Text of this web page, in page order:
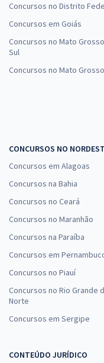
Prefeitura de Uberlândia
Prefeitura de Uberlândia
Concursos no Distrito
Concursos em Goiás
Concursos no Mato
Sul
Concursos no Mato Grosso
CONCURSOS NO
Concursos em Alagoas
Concursos na Bahia
Concursos no Ceará
Concursos no Maranhão
Concursos na Paraíba
Concursos em
Concursos no Piauí
Concursos no Rio Grande
Norte
Concursos em Sergipe
CONTEÚDO JURÍDICO